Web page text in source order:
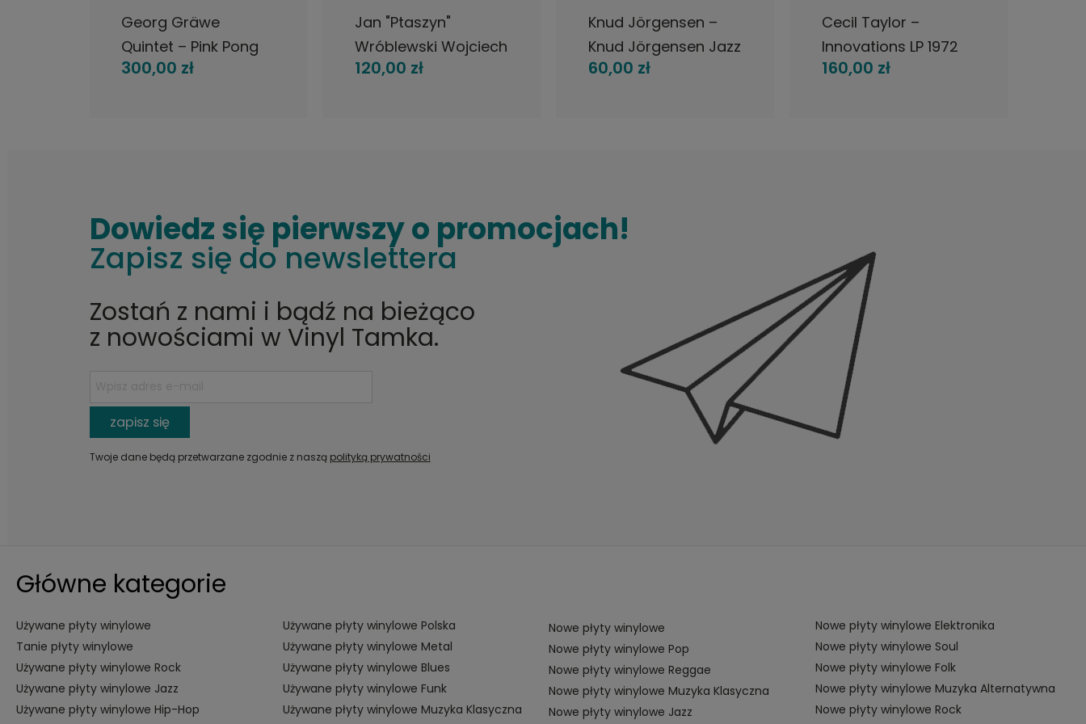
Georg Gräwe
Quintet – Pink Pong
LP oryginał, Germany
300,00 zł
Jan "Ptaszyn"
Wróblewski Wojciech
Karolak ?
120,00 zł
Knud Jörgensen –
Knud Jörgensen Jazz
Trio LP / Sweden
60,00 zł
Cecil Taylor –
Innovations LP 1972
Germany
160,00 zł
Dowiedz się pierwszy o promocjach!
Zapisz się do newslettera
Zostań z nami i bądź na bieżąco
z nowościami w Vinyl Tamka.
zapisz się
Twoje dane będą przetwarzane zgodnie z naszą polityką prywatności
Główne kategorie
Używane płyty winylowe
Tanie płyty winylowe
Używane płyty winylowe Rock
Używane płyty winylowe Jazz
Używane płyty winylowe Hip-Hop
Używane płyty winylowe Polska
Używane płyty winylowe Metal
Używane płyty winylowe Blues
Używane płyty winylowe Funk
Używane płyty winylowe Muzyka Klasyczna
Nowe płyty winylowe
Nowe płyty winylowe Pop
Nowe płyty winylowe Reggae
Nowe płyty winylowe Muzyka Klasyczna
Nowe płyty winylowe Jazz
Nowe płyty winylowe Elektronika
Nowe płyty winylowe Soul
Nowe płyty winylowe Folk
Nowe płyty winylowe Muzyka Alternatywna
Nowe płyty winylowe Rock